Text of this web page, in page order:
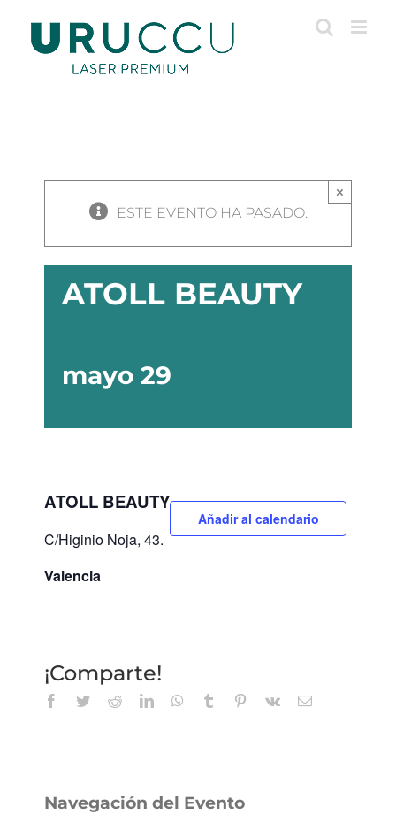
contenido
×
ESTE EVENTO HA PASADO.
ATOLL BEAUTY
mayo 29
ATOLL BEAUTY
C/Higinio Noja, 43.
Valencia
Añadir al calendario
¡Comparte!
Facebook
TwitterRedditLinkedInWhatsApp
Tumblr Pinterest
Vk
Correo
Navegación del Evento